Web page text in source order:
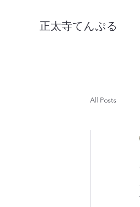
正太寺てんぷる
All Posts